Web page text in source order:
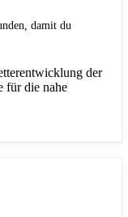
damit du
der
für die nahe